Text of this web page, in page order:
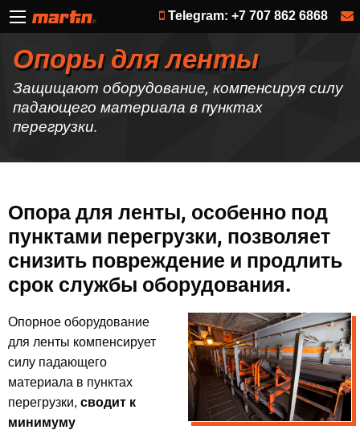
Telegram: +7 707 862 6868
Опоры для ленты
Защищают оборудование, компенсируя силу
падающего материала в пунктах
перегрузки.
Опора для ленты, особенно под
пунктами перегрузки, позволяет
снизить повреждение и продлить
срок службы оборудования.
Опорное оборудование
для ленты компенсирует
силу падающего
материала в пунктах
перегрузки, сводит к
минимуму